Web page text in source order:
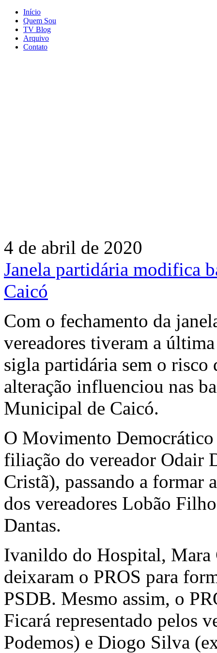
Início
Quem Sou
TV Blog
Arquivo
Contato
4 de abril de 2020
Janela partidária modifica
Caicó
Com o fechamento da
vereadores tiveram a
sigla partidária sem o risco
alteração influenciou nas
Municipal de Caicó.
O Movimento
filiação do vereador Odair
Cristã), passando a formar
dos vereadores Lobão
Dantas.
Ivanildo do Hospital, Mara
deixaram o PROS para
PSDB. Mesmo assim, o
Ficará representado pelos
Podemos) e Diogo Silva